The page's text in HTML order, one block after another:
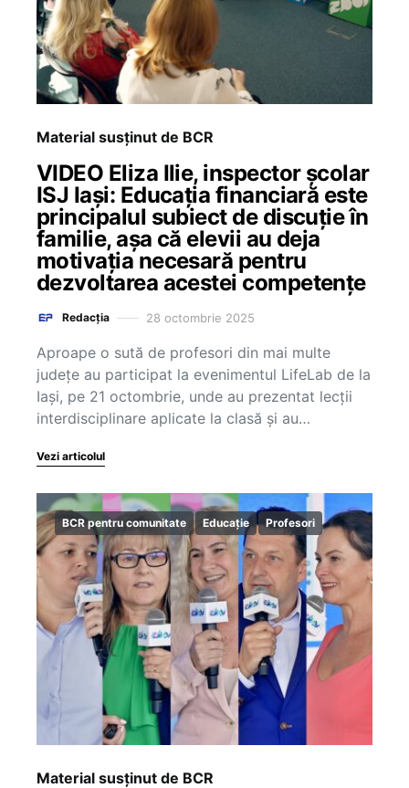
Material susținut de BCR
VIDEO Eliza Ilie, inspector școlar
ISJ Iași: Educația financiară este
principalul subiect de discuție în
familie, așa că elevii au deja
motivația necesară pentru
dezvoltarea acestei competențe
Redacția 28 octombrie 2025
Aproape o sută de profesori din mai multe
județe au participat la evenimentul LifeLab de la
Iași, pe 21 octombrie, unde au prezentat lecții
interdisciplinare aplicate la clasă și au…
Vezi articolul
BCR pentru comunitate Educație Profesori
Material susținut de BCR